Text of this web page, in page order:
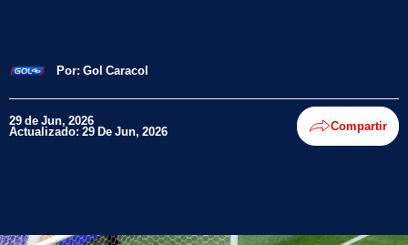
Por: Gol Caracol
29 de Jun, 2026
Actualizado: 29 De Jun, 2026 Compartir